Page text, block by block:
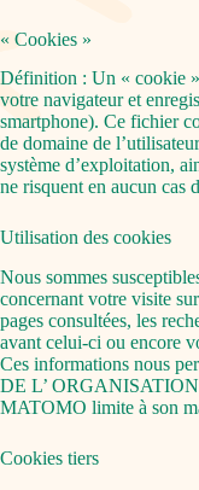
« Cookies »
Définition : Un « cookie
votre navigateur et
smartphone). Ce fichier
de domaine de
système d’exploitation,
ne risquent en aucun cas
Utilisation des cookies
Nous sommes
concernant votre visite
pages consultées, les
avant celui-ci ou encore
Ces informations nous
DE L’
MATOMO limite à son
Cookies tiers